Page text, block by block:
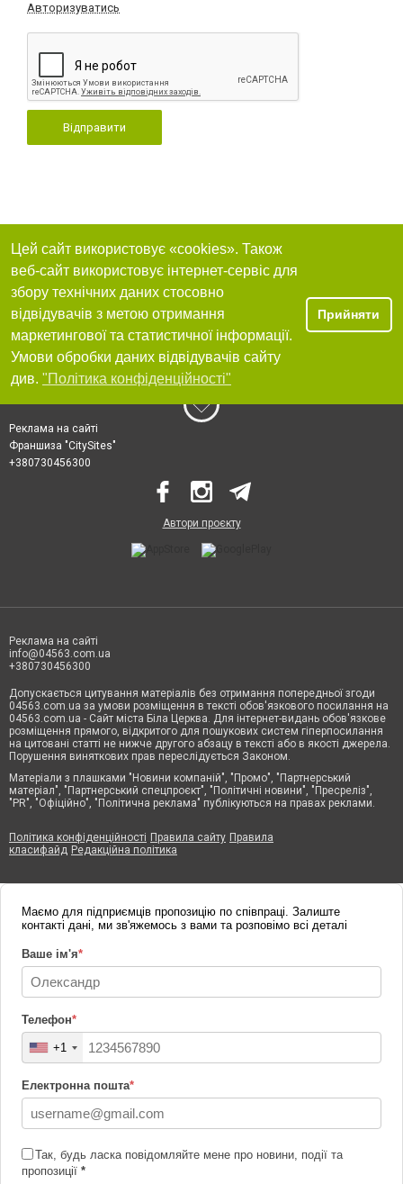
Авторизуватись
Відправити
Цей сайт використовує «cookies». Також
веб-сайт використовує інтернет-сервіс для
збору технічних даних стосовно
відвідувачів з метою отримання
маркетингової та статистичної інформації.
Умови обробки даних відвідувачів сайту
див. "Політика конфіденційності"
Прийняти
Реклама на сайті
Франшиза "CitySites"
+380730456300
Автори проєкту
Реклама на сайті
info@04563.com.ua
+380730456300
Допускається цитування матеріалів без отримання попередньої згоди
04563.com.ua за умови розміщення в тексті обов'язкового посилання на
04563.com.ua - Сайт міста Біла Церква. Для інтернет-видань обов'язкове
розміщення прямого, відкритого для пошукових систем гіперпосилання
на цитовані статті не нижче другого абзацу в тексті або в якості джерела.
Порушення виняткових прав переслідується Законом.
Матеріали з плашками "Новини компаній", "Промо", "Партнерський
матеріал", "Партнерський спецпроєкт", "Політичні новини", "Пресреліз",
"PR", "Офіційно", "Політична реклама" публікуються на правах реклами.
Політика конфіденційності Правила сайту Правила
класифайд Редакційна політика
Маємо для підприємців пропозицію по співпраці. Залиште
контакті дані, ми зв'яжемось з вами та розповімо всі деталі
Ваше ім'я*
Телефон*
+1
Електронна пошта*
Так, будь ласка повідомляйте мене про новини, події та
пропозиції *